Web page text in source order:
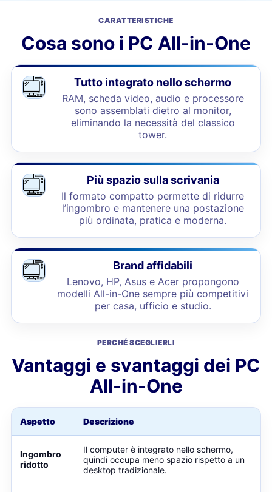
CARATTERISTICHE
Cosa sono i PC All-in-One
Tutto integrato nello schermo
RAM, scheda video, audio e processore
sono assemblati dietro al monitor,
eliminando la necessità del classico
tower.
Più spazio sulla scrivania
Il formato compatto permette di ridurre
l’ingombro e mantenere una postazione
più ordinata, pratica e moderna.
Brand affidabili
Lenovo, HP, Asus e Acer propongono
modelli All-in-One sempre più competitivi
per casa, ufficio e studio.
PERCHÉ SCEGLIERLI
Vantaggi e svantaggi dei PC
All-in-One
Aspetto Descrizione
Ingombro
ridotto
Il computer è integrato nello schermo,
quindi occupa meno spazio rispetto a un
desktop tradizionale.